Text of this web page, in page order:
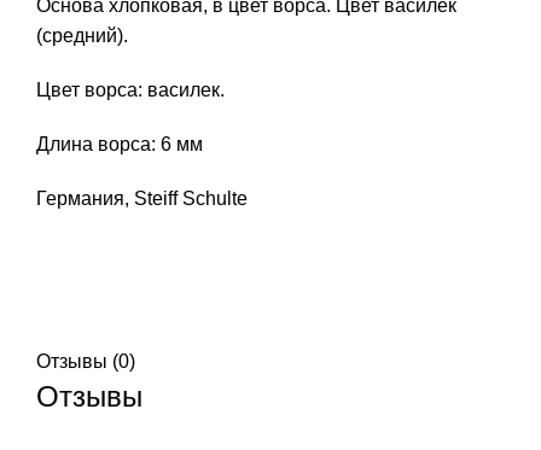
Основа хлопковая, в цвет ворса. Цвет василек
(средний).
Цвет ворса: василек.
Длина ворса: 6 мм
Германия, Steiff Schulte
Отзывы (0)
Отзывы